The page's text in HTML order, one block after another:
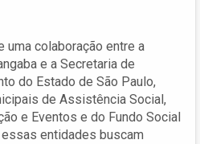
uma colaboração entre a
e a Secretaria de
do Estado de São Paulo,
de Assistência Social,
e Eventos e do Fundo Social
entidades buscam